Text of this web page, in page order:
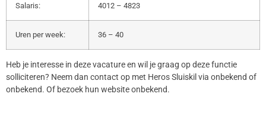
Salaris: 4012 – 4823
Uren per week: 36 – 40
Heb je interesse in deze vacature en wil je graag op deze functie
solliciteren? Neem dan contact op met Heros Sluiskil via onbekend of
onbekend. Of bezoek hun website onbekend.